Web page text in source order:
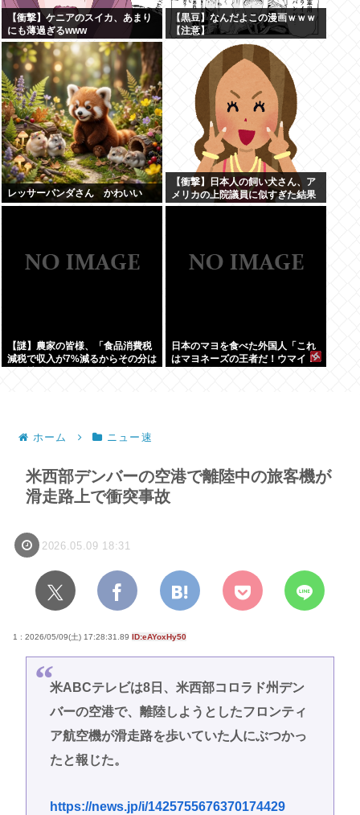
【衝撃】ケニアのスイカ、あまり
にも薄過ぎるwww
【黒豆】なんだよこの漫画ｗｗｗ
【注意】
レッサーパンダさん かわいい
【衝撃】日本人の飼い犬さん、ア
メリカの上院議員に似すぎた結果
www
【謎】農家の皆様、「食品消費税
減税で収入が7%減るからその分は
日本のマヨを食べた外国人「これ
はマヨネーズの王者だ！ウマイ！
ホーム ニュー速
米西部デンバーの空港で離陸中の旅客機が
滑走路上で衝突事故
2026.05.09 18:31
1 : 2026/05/09(土) 17:28:31.89 ID:eAYoxHy50
米ABCテレビは8日、米西部コロラド州デン
バーの空港で、離陸しようとしたフロンティ
ア航空機が滑走路を歩いていた人にぶつかっ
たと報じた。
https://news.jp/i/1425755676370174429